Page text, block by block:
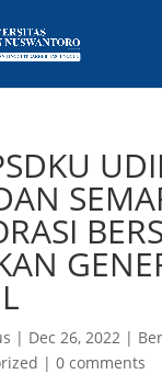
| Dec 26, 2022|
| 0 comments